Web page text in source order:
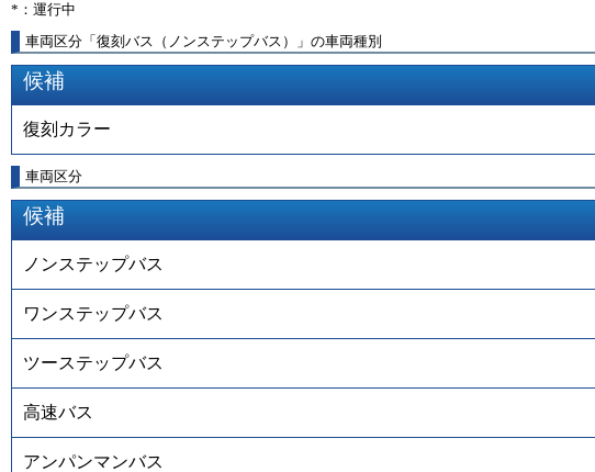
*：運行中
車両区分「復刻バス（ノンステップバス）」の車両種別
候補
復刻カラー
車両区分
候補
ノンステップバス
ワンステップバス
ツーステップバス
高速バス
アンパンマンバス